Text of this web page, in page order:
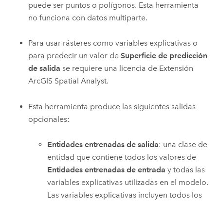
puede ser puntos o polígonos. Esta herramienta
no funciona con datos multiparte.
Para usar rásteres como variables explicativas o
para predecir un valor deSuperficie de predicción
de salida se requiere una licencia de Extensión
ArcGIS Spatial Analyst.
Esta herramienta produce las siguientes salidas
opcionales:
Entidades entrenadas de salida: una clase de
entidad que contiene todos los valores de
Entidades entrenadas de entrada y todas las
variables explicativas utilizadas en el modelo.
Las variables explicativas incluyen todos los